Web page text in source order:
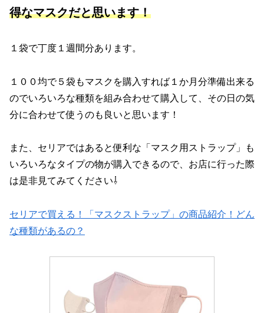
得なマスクだと思います！
１袋で丁度１週間分あります。
１００均で５袋もマスクを購入すれば１か月分準備出来る
のでいろいろな種類を組み合わせて購入して、その日の気
分に合わせて使うのも良いと思います！
また、セリアではあると便利な「マスク用ストラップ」も
いろいろなタイプの物が購入できるので、お店に行った際
は是非見てみてください⇩
セリアで買える！「マスクストラップ」の商品紹介！どん
な種類があるの？